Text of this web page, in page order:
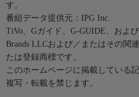
す。
番組データ提供元：IPG Inc.
TiVo、Gガイド、G-GUIDE、およ
Brands LLCおよび／またはその関
たは登録商標です。
このホームページに掲載している
複写・転載を禁じます。